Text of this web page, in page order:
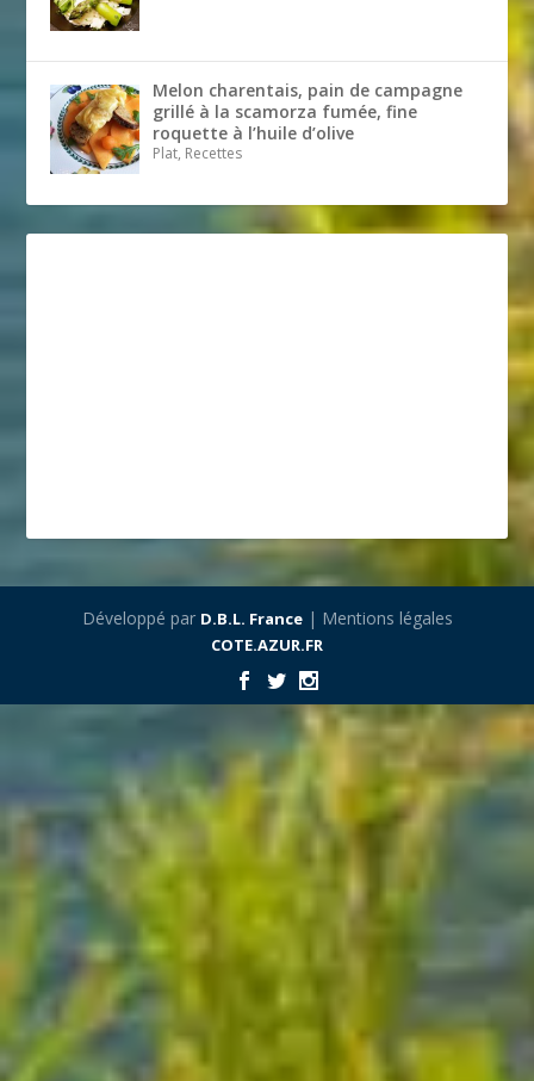
Melon charentais, pain de campagne
grillé à la scamorza fumée, fine
roquette à l’huile d’olive
Plat, Recettes
Développé par D.B.L. France| Mentions légales
COTE.AZUR.FR